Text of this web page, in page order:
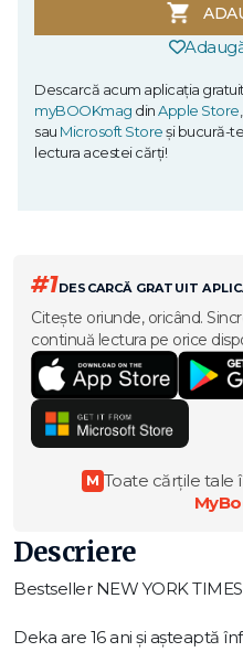
Descarcă acum aplicația
myBOOKmag dinApple Store
sau Microsoft Storeși bucură-
lectura acestei cărți!
#1DESCARCĂ GRATUIT
Citește oriunde, oricând.
continuă lectura pe orice
M Toate cărțile tale
Descriere
Bestseller NEW YORK TIMES
Deka are 16 ani și așteaptă